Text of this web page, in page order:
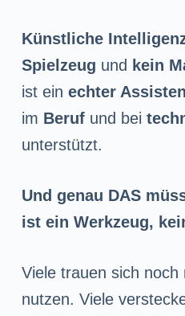
Künstliche
Spielzeug und kein
ist ein echter
im Beruf und bei
unterstützt.
Und genau DAS
ist ein Werkzeug,
Viele trauen sich
nutzen. Viele